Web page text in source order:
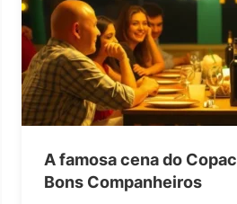
A famosa cena do
Bons Companheiros